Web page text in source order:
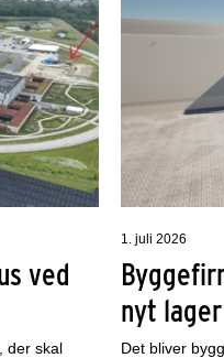
ved
der skal
1. juli 2026
nyt
Det bliver